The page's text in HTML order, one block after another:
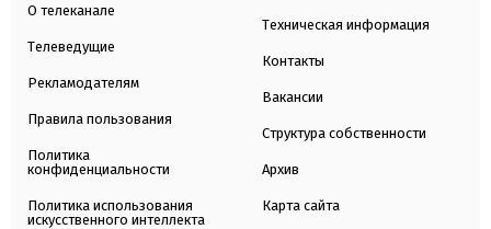
О телеканале
Телеведущие
Рекламодателям
Правила пользования
Политика
конфиденциальности
Политика использования
искусственного интеллекта
Техническая информация
Контакты
Вакансии
Структура собственности
Архив
Карта сайта